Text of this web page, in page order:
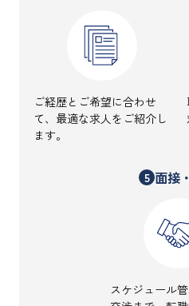
ご経歴とご希望に合わせ
て、最適な求人をご紹介し
ます。
5 面接
スケジュール